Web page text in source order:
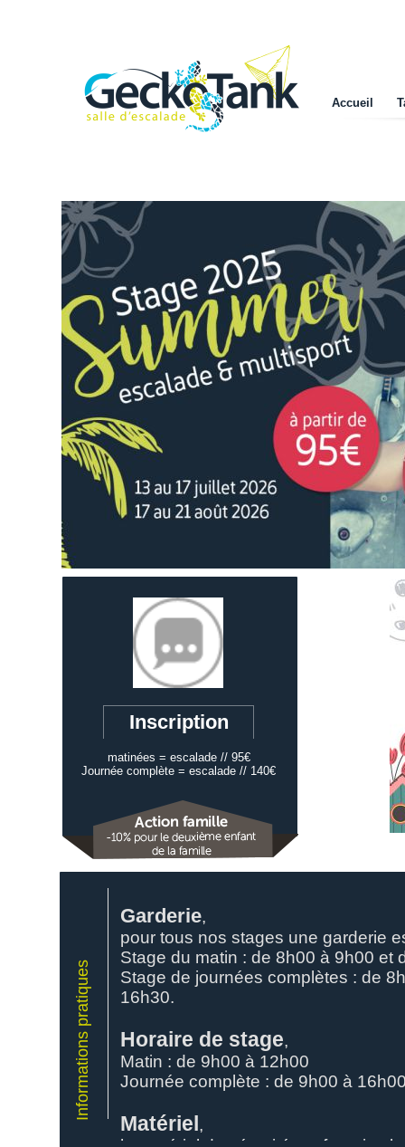
Inscription
Garderie,
pour tous nos stages une garderie
Stage du matin : de 8h00 à 9h00 et
Stage de journées complètes : de
16h30.
Horaire de stage,
Matin : de 9h00 à 12h00
Journée complète : de 9h00 à
Matériel,
Informations pratiques
matinées = escalade // 95€
Journée complète = escalade // 140€
Accueil